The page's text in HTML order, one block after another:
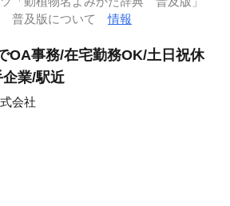
普及版について情報
OA事務/在宅勤務OK/土日祝休
業/駅近
会社